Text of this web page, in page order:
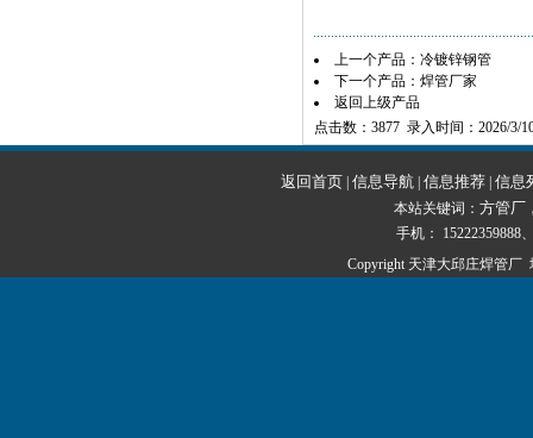
上一个产品： 冷镀锌钢管
下一个产品： 焊管厂家
返回上级产品
点击数：3877 录入时间：2026/3/
返回首页 信息导航 信息推荐 信息
本站关键词： 方管厂
手机： 15222359888
Copyright 天津大邱庄焊管